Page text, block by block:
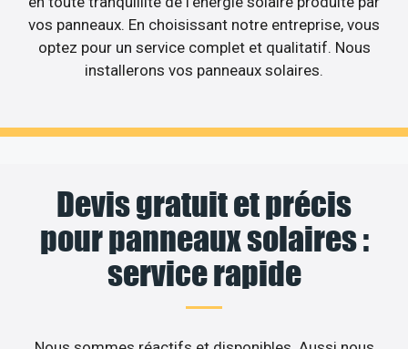
vos panneaux. En choisissant notre entreprise, vous
optez pour un service complet et qualitatif. Nous
installerons vos panneaux solaires.
Devis gratuit et précis
pour panneaux solaires :
service rapide